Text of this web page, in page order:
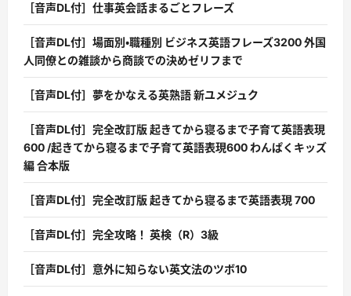
［音声DL付］仕事英会話まるごとフレーズ
［音声DL付］場面別・職種別 ビジネス英語フレーズ3200 外国
人同僚との雑談から商談での決めゼリフまで
［音声DL付］夢をかなえる英熟語 新ユメジュク
［音声DL付］完全改訂版 起きてから寝るまで子育て英語表現
600 /起きてから寝るまで子育て英語表現600 わんぱくキッズ
編 合本版
［音声DL付］完全改訂版 起きてから寝るまで英語表現 700
［音声DL付］完全攻略！ 英検（R）3級
［音声DL付］意外に知らない英文法のツボ10